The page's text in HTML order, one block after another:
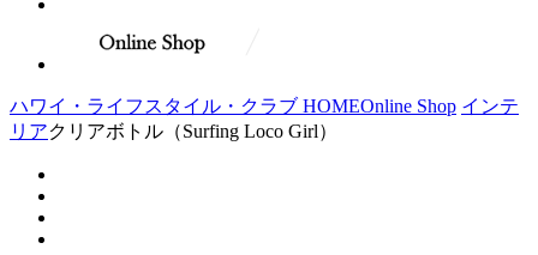
ハワイ・ライフスタイル・クラブ HOMEOnline Shop インテ
リアクリアボトル（Surfing Loco Girl）